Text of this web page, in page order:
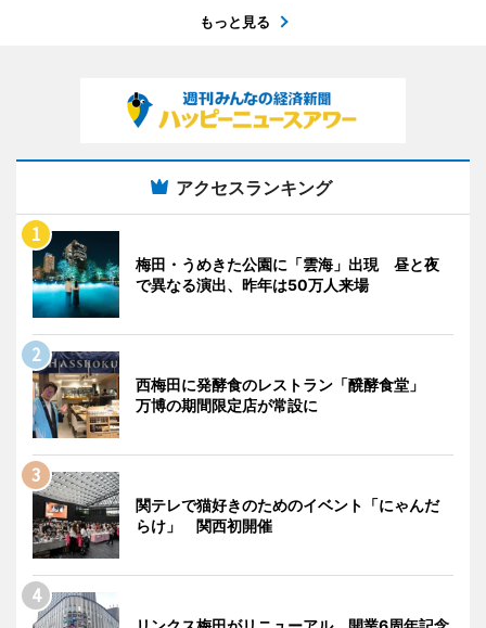
もっと見る
アクセスランキング
梅田・うめきた公園に「雲海」出現 昼と夜
で異なる演出、昨年は50万人来場
西梅田に発酵食のレストラン「醗酵食堂」
万博の期間限定店が常設に
関テレで猫好きのためのイベント「にゃんだ
らけ」 関西初開催